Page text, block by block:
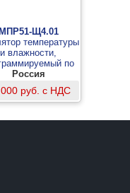
МПР51-Щ4.01
температуры
и влажности,
по
времени
Россия
руб. с НДС